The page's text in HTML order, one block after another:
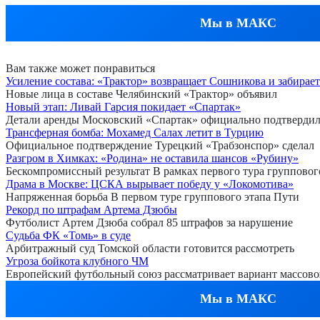
Мы в МАКС
Вам также может понравиться
Усиление состава: «Трактор» возвращает Сошникова и
Новые лица в составе Челябинский «Трактор» объявил
Новый этап: Ливай Гарсия покидает «Спартак»
Детали аренды Московский «Спартак» официально подтвердил
Трансферная бомба: Мохамед Салах летит в Турцию
Официальное подтверждение Турецкий «Трабзонспор» сделал
Разгром в Химках: «Родина» не оставила шансов «Рубину»
Бескомпромиссный результат В рамках первого тура
Драма в Москве: ЦСКА вырывает победу у «Локомотива»
Напряженная борьба В первом туре группового этапа Пути
Рекорд по штрафам Артема Дзюбы
Футболист Артем Дзюба собрал 85 штрафов за нарушение
Судьба ФК «Томь» в суде
Арбитражный суд Томской области готовится рассмотреть
Угроза бойкота клубного ЧМ
Европейский футбольный союз рассматривает вариант
Мы в МАКС